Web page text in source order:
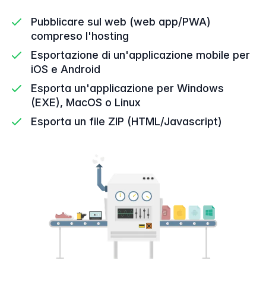
Pubblicare sul web (web app/PWA)
compreso l'hosting
Esportazione di un'applicazione mobile per
iOS e Android
Esporta un'applicazione per Windows
(EXE), MacOS o Linux
Esporta un file ZIP (HTML/Javascript)